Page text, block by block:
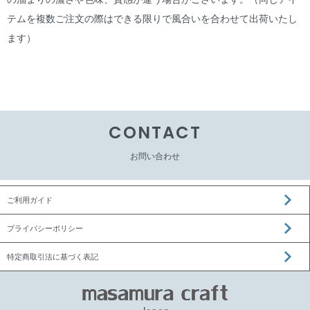
テムを複数ご注文の際はできる限りで風合いを合わせて出荷いたし
ます）
CONTACT
お問い合わせ
ご利用ガイド
プライバシーポリシー
特定商取引法に基づく表記